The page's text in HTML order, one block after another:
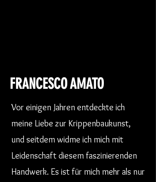
FRANCESCO AMATO
Vor einigen Jahren entdeckte ich
meine Liebe zur Krippenbaukunst,
und seitdem widme ich mich mit
Leidenschaft diesem faszinierenden
Handwerk. Es ist für mich mehr als nur